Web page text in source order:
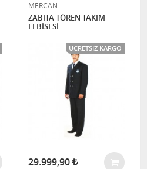
MERCAN
ZABITA TÖREN TAKIM
ELBİSESİ
ÜCRETSIZ KARGO
29.999,90